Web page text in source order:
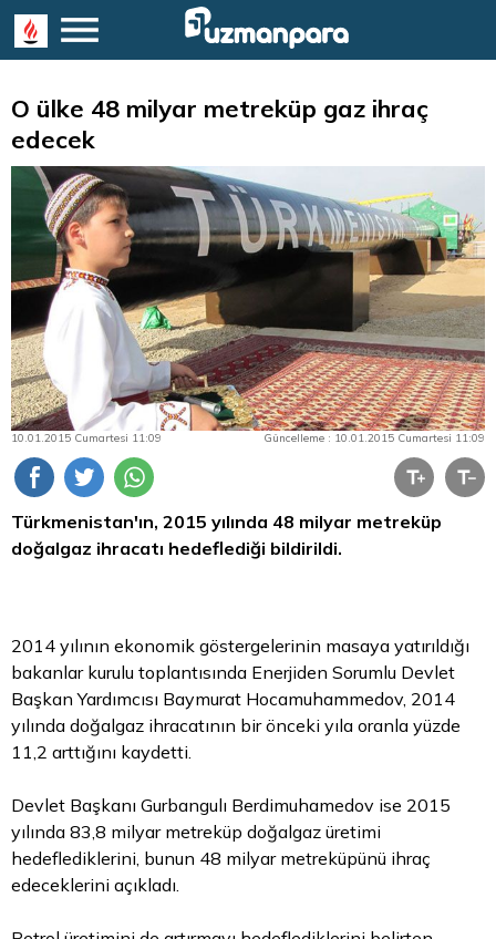
O ülke 48 milyar metreküp gaz ihraç
edecek
10.01.2015 Cumartesi 11:09 Güncelleme : 10.01.2015 Cumartesi 11:09
Türkmenistan'ın, 2015 yılında 48 milyar metreküp
doğalgaz ihracatı hedeflediği bildirildi.
2014 yılının ekonomik göstergelerinin masaya yatırıldığı
bakanlar kurulu toplantısında Enerjiden Sorumlu Devlet
Başkan Yardımcısı Baymurat Hocamuhammedov, 2014
yılında doğalgaz ihracatının bir önceki yıla oranla yüzde
11,2 arttığını kaydetti.
Devlet Başkanı Gurbangulı Berdimuhamedov ise 2015
yılında 83,8 milyar metreküp doğalgaz üretimi
hedeflediklerini, bunun 48 milyar metreküpünü ihraç
edeceklerini açıkladı.